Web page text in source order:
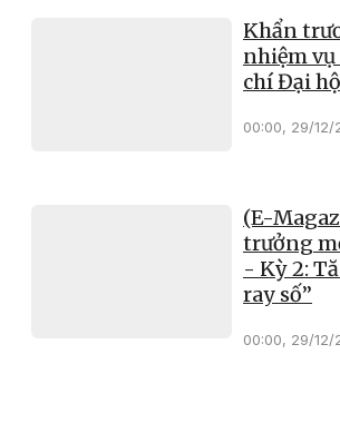
Khẩn
nhiệm vụ
chí Đại
00:00, 29/12/
(E-
trưởng
- Kỳ 2:
ray số”
00:00, 29/12/